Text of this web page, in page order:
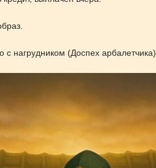
нагрудником (Доспех арбалетчика).